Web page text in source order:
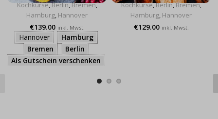
Kochkurse,Berlin,Bremen,
Hamburg, Hannover
€139.00 inkl. Mwst.
Hannover
Hamburg
Bremen
Berlin
Als Gutschein verschenken
Kochkurse,Berlin,Bremen,
Hamburg, Hannover
€129.00 inkl. Mwst.